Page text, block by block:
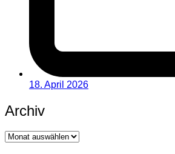
18. April 2026
Archiv
Archiv